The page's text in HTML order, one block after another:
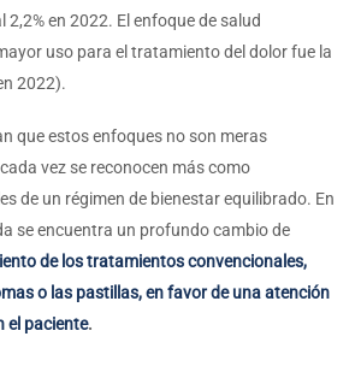
2,2% en 2022. El enfoque de salud
uso para el tratamiento del dolor fue la
2022).
que estos enfoques no son meras
vez se reconocen más como
de un régimen de bienestar equilibrado. En
se encuentra un profundo cambio de
de los tratamientos convencionales,
o las pastillas, en favor de una atención
el paciente.